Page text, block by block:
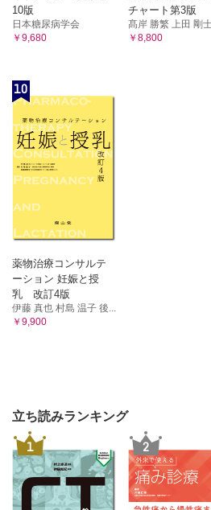
10版
日本糖尿病学会
￥9,680
チャート第3版
髙岸 勝繁 上田 剛
￥8,800
10
薬物治療コンサルテ
ーション 妊娠と授
乳 改訂4版
伊藤 真也 村島 温子 後...
￥9,900
立ち読みランキング
1 2